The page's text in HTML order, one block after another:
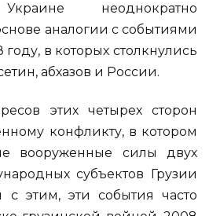
неоднократно
аналогии с событиями
году, в которых столкнулись
абхазов и России.
этих четырех сторон
конфликту, в котором
вооруженные силы двух
субъектов Грузии
этим, эти события часто